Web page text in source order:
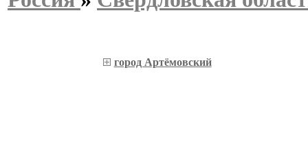
город Артёмовский